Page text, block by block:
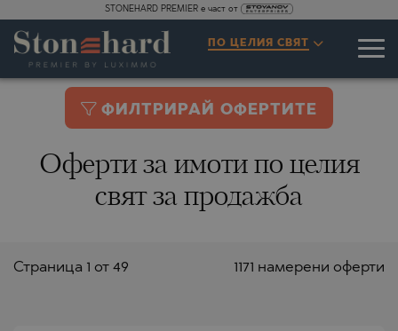
STONEHARD PREMIER е част от
ПО ЦЕЛИЯ СВЯТ
ФИЛТРИРАЙ ОФЕРТИТЕ
Оферти за имоти по целия
свят за продажба
1171 намерени оферти
Страницa 1 от 49